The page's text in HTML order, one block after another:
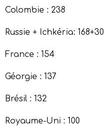
Colombie : 238
Russie + Ichkéria: 168+30
France : 154
Géorgie : 137
Brésil : 132
Royaume-Uni : 100